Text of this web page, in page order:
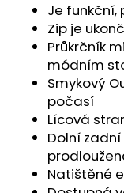
Je
Zip je
Průkrčník
módním
Smykový
počasí
Lícová
Dolní
Natištěné
ČERNÁ
129